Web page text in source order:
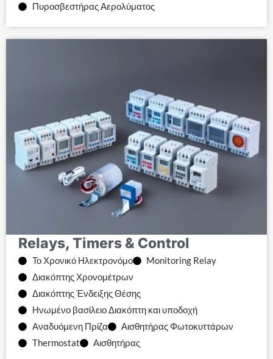
Πυροσβεστήρας Αερολύματος
Relays, Timers & Control
Το Χρονικό Ηλεκτρονόμο
Monitoring Relay
Διακόπτης Χρονομέτρων
Διακόπτης Ένδειξης Θέσης
Ηνωμένο βασίλειο Διακόπτη και υποδοχή
Αναδυόμενη Πρίζα
Αισθητήρας Φωτοκυττάρων
Thermostat
Αισθητήρας